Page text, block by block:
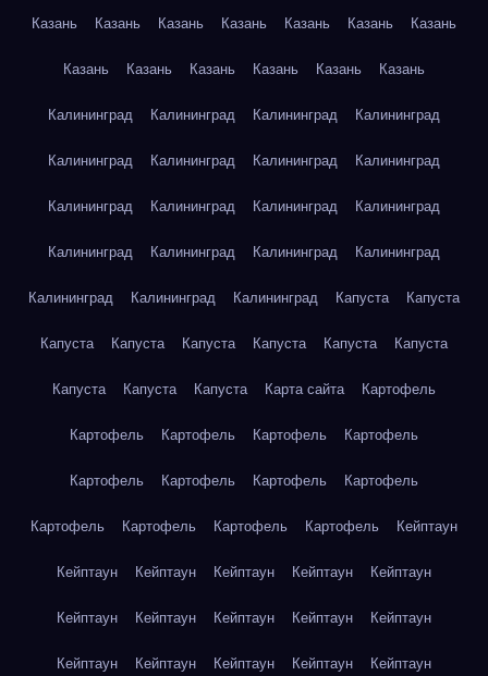
Казань Казань Казань Казань Казань Казань Казань
Казань Казань Казань Казань Казань Казань
Калининград Калининград Калининград Калининград
Калининград Калининград Калининград Калининград
Калининград Калининград Калининград Калининград
Калининград Калининград Калининград Калининград
Калининград Калининград Калининград Капуста Капуста
Капуста Капуста Капуста Капуста Капуста Капуста
Капуста Капуста Капуста Карта сайта Картофель
Картофель Картофель Картофель Картофель
Картофель Картофель Картофель Картофель
Картофель Картофель Картофель Картофель Кейптаун
Кейптаун Кейптаун Кейптаун Кейптаун Кейптаун
Кейптаун Кейптаун Кейптаун Кейптаун Кейптаун
Кейптаун Кейптаун Кейптаун Кейптаун Кейптаун